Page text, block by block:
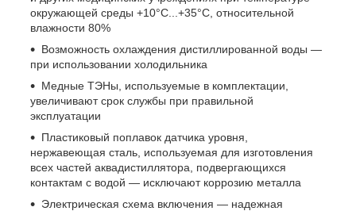
окружающей среды +10°С...+35°С, относительной
влажности 80%
Возможность охлаждения дистиллированной воды —
при использовании холодильника
Медные ТЭНы, используемые в комплектации,
увеличивают срок службы при правильной
эксплуатации
Пластиковый поплавок датчика уровня,
нержавеющая сталь, используемая для изготовления
всех частей аквадистиллятора, подвергающихся
контактам с водой — исключают коррозию металла
Электрическая схема включения — надежная